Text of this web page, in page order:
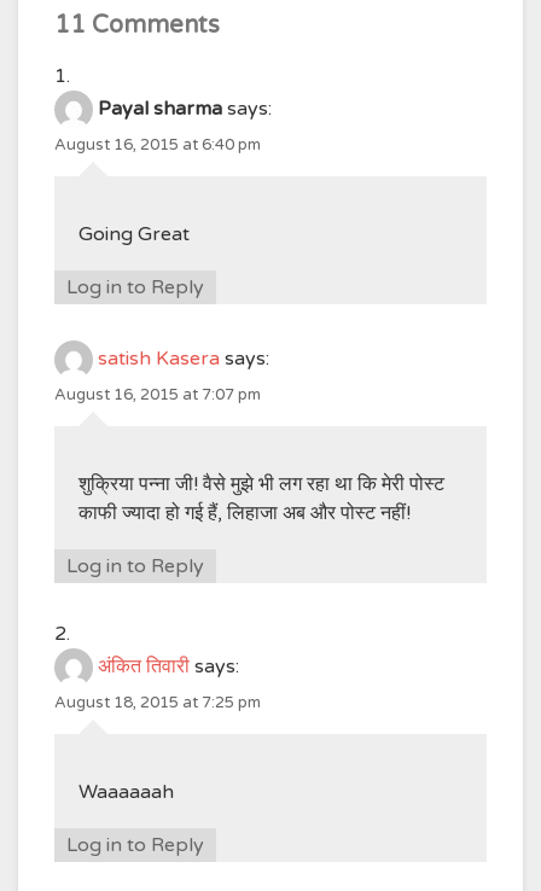
11 Comments
Payal sharma says:
August 16, 2015 at 6:40 pm
Going Great
Log in to Reply
satish Kasera says:
August 16, 2015 at 7:07 pm
शुक्रिया पन्ना जी! वैसे मुझे भी लग रहा था कि मेरी पोस्ट
काफी ज्यादा हो गई हैं, लिहाजा अब और पोस्ट नहीं!
Log in to Reply
अंकित तिवारी says:
August 18, 2015 at 7:25 pm
Waaaaaah
Log in to Reply